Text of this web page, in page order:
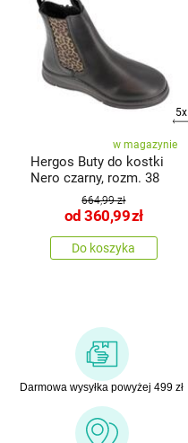
5x
w magazynie
Hergos Buty do kostki
Nero czarny, rozm. 38
664,99 zł
od 360,99zł
Do koszyka
Darmowa wysyłka powyżej 499 zł